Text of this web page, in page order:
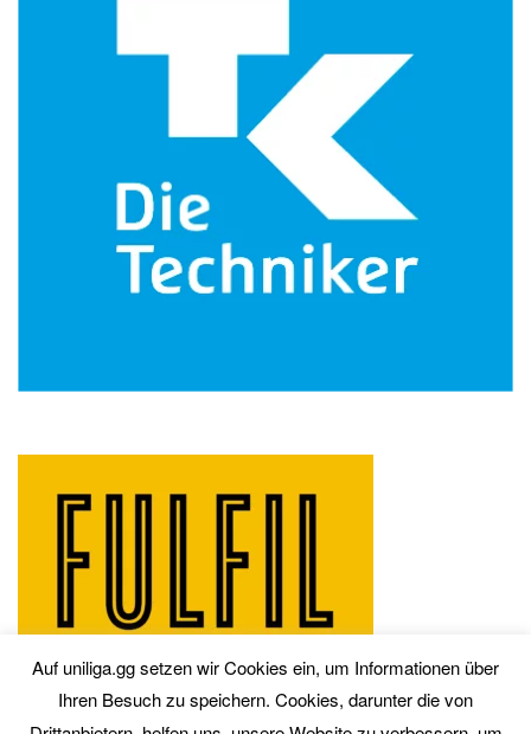
Auf uniliga.gg setzen wir Cookies ein, um Informationen über
Ihren Besuch zu speichern. Cookies, darunter die von